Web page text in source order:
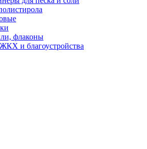
флаконы
и благоустройства